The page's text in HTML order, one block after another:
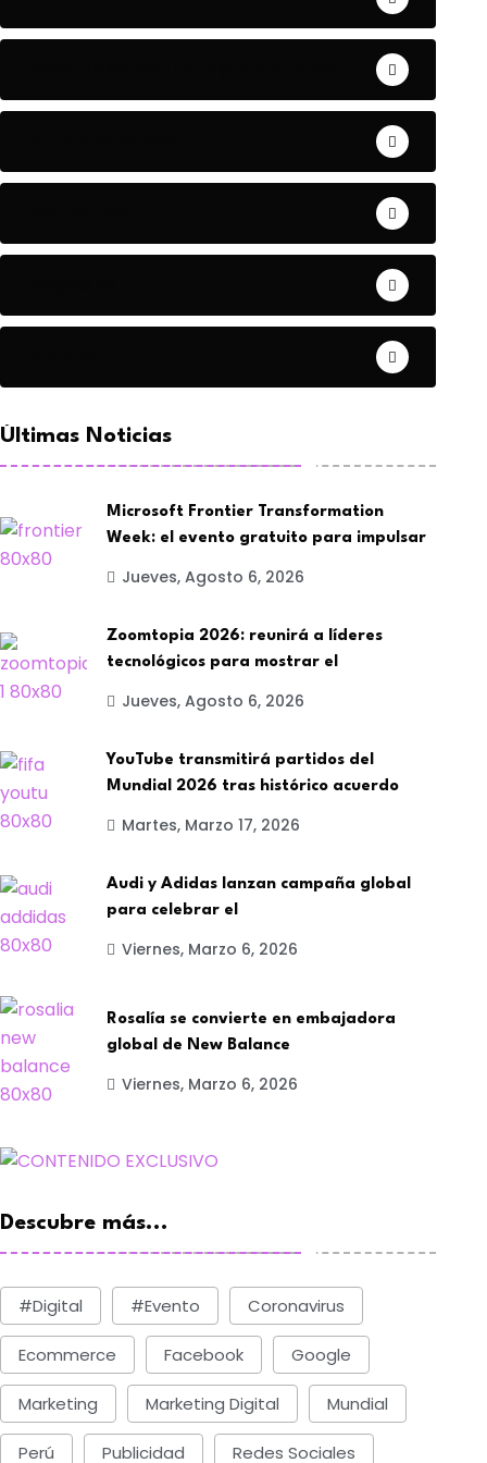
Últimas Noticias
Microsoft Frontier Transformation
Week: el evento gratuito para impulsar
Jueves, Agosto 6, 2026
Zoomtopia 2026: reunirá a líderes
tecnológicos para mostrar el
Jueves, Agosto 6, 2026
YouTube transmitirá partidos del
Mundial 2026 tras histórico acuerdo
Martes, Marzo 17, 2026
Audi y Adidas lanzan campaña global
para celebrar el
Viernes, Marzo 6, 2026
Rosalía se convierte en embajadora
global de New Balance
Viernes, Marzo 6, 2026
Descubre más...
#digital #evento Coronavirus
Ecommerce Facebook Google
Marketing Marketing Digital Mundial
Perú Publicidad Redes Sociales